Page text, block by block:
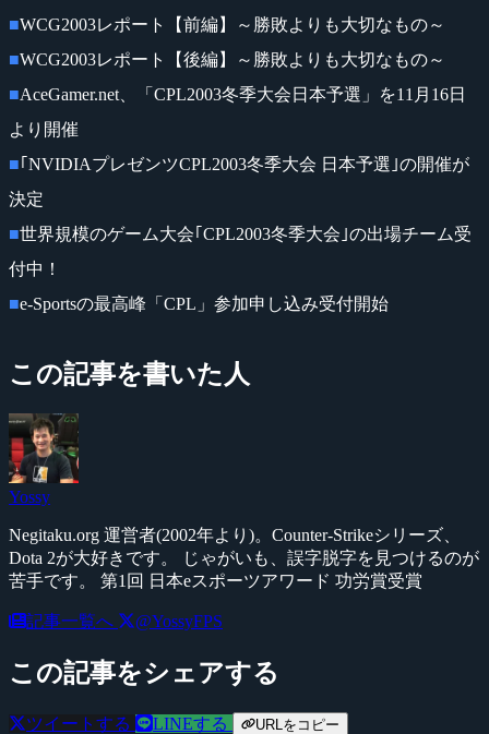
■WCG2003レポート【前編】～勝敗よりも大切なもの～
■WCG2003レポート【後編】～勝敗よりも大切なもの～
■AceGamer.net、「CPL2003冬季大会日本予選」を11月16日
より開催
■｢NVIDIAプレゼンツCPL2003冬季大会 日本予選｣の開催が
決定
■世界規模のゲーム大会｢CPL2003冬季大会｣の出場チーム受
付中！
■e-Sportsの最高峰「CPL」参加申し込み受付開始
この記事を書いた人
Yossy
Negitaku.org 運営者(2002年より)。Counter-Strikeシリーズ、
Dota 2が大好きです。 じゃがいも、誤字脱字を見つけるのが
苦手です。 第1回 日本eスポーツアワード 功労賞受賞
記事一覧へ @YossyFPS
この記事をシェアする
ツイートする LINEする URLをコピー